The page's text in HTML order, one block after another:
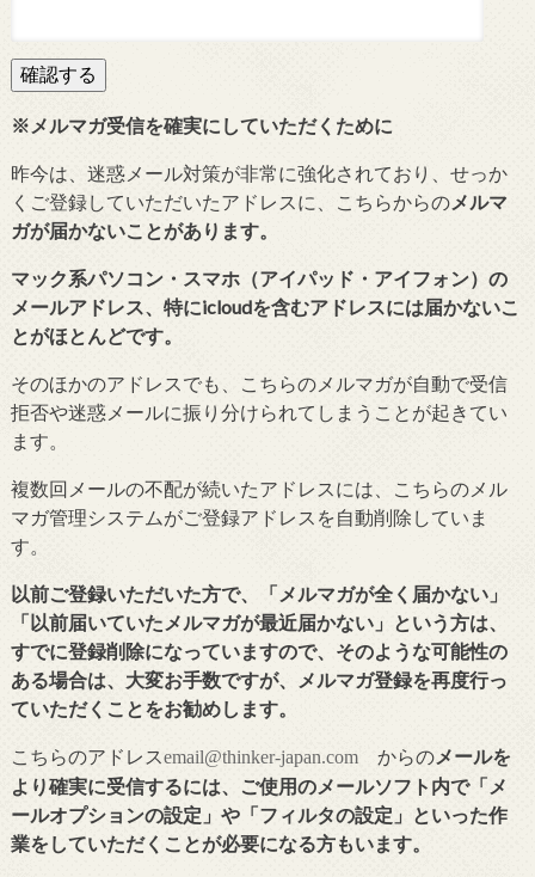
※メルマガ受信を確実にしていただくために
昨今は、迷惑メール対策が非常に強化されており、せっか
くご登録していただいたアドレスに、こちらからのメルマ
ガが届かないことがあります。
マック系パソコン・スマホ（アイパッド・アイフォン）の
メールアドレス、特にicloudを含むアドレスには届かないこ
とがほとんどです。
そのほかのアドレスでも、こちらのメルマガが自動で受信
拒否や迷惑メールに振り分けられてしまうことが起きてい
ます。
複数回メールの不配が続いたアドレスには、こちらのメル
マガ管理システムがご登録アドレスを自動削除していま
す。
以前ご登録いただいた方で、「メルマガが全く届かない」
「以前届いていたメルマガが最近届かない」という方は、
すでに登録削除になっていますので、そのような可能性の
ある場合は、大変お手数ですが、メルマガ登録を再度行っ
ていただくことをお勧めします。
こちらのアドレスemail@thinker-japan.com からのメールを
より確実に受信するには、ご使用のメールソフト内で「メ
ールオプションの設定」や「フィルタの設定」といった作
業をしていただくことが必要になる方もいます。